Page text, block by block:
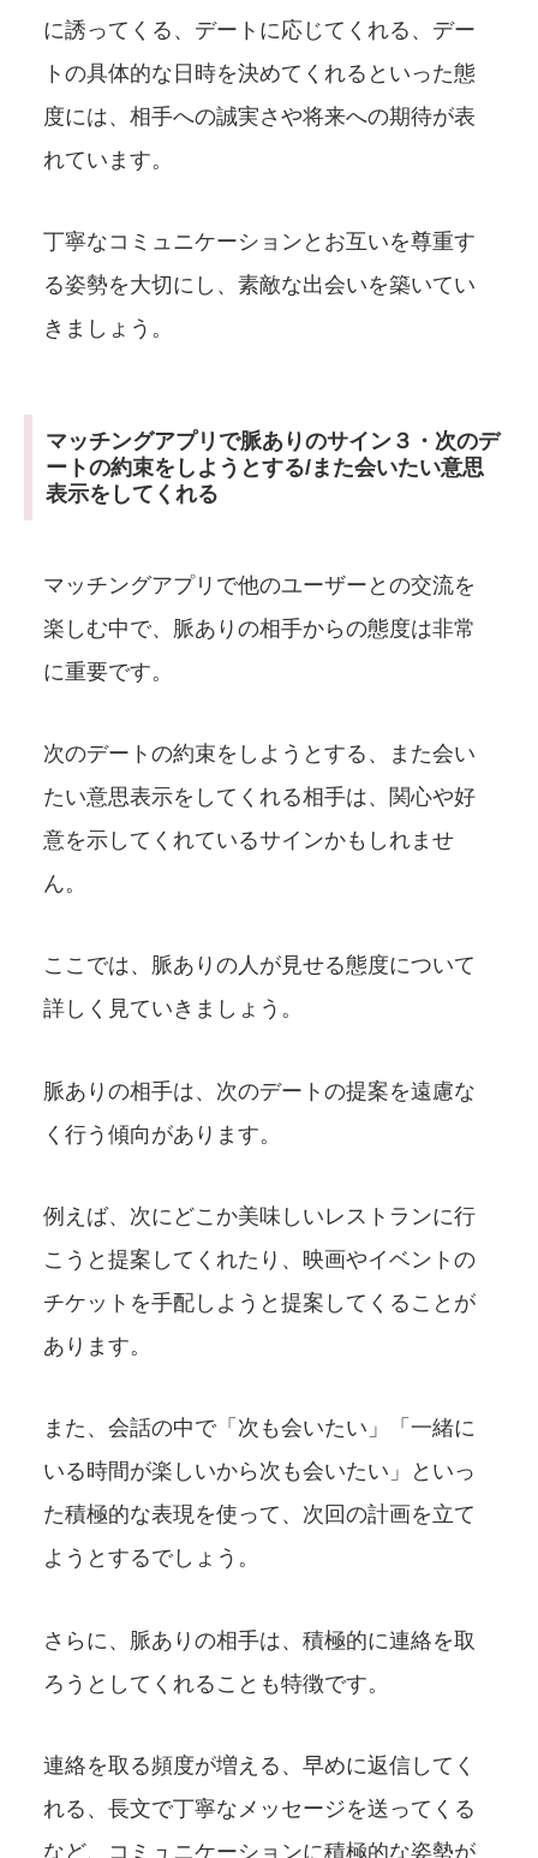
に誘ってくる、デートに応じてくれる、デー
トの具体的な日時を決めてくれるといった態
度には、相手への誠実さや将来への期待が表
れています。
丁寧なコミュニケーションとお互いを尊重す
る姿勢を大切にし、素敵な出会いを築いてい
きましょう。
マッチングアプリで脈ありのサイン３・次のデ
ートの約束をしようとする/また会いたい意思
表示をしてくれる
マッチングアプリで他のユーザーとの交流を
楽しむ中で、脈ありの相手からの態度は非常
に重要です。
次のデートの約束をしようとする、また会い
たい意思表示をしてくれる相手は、関心や好
意を示してくれているサインかもしれませ
ん。
ここでは、脈ありの人が見せる態度について
詳しく見ていきましょう。
脈ありの相手は、次のデートの提案を遠慮な
く行う傾向があります。
例えば、次にどこか美味しいレストランに行
こうと提案してくれたり、映画やイベントの
チケットを手配しようと提案してくることが
あります。
また、会話の中で「次も会いたい」「一緒に
いる時間が楽しいから次も会いたい」といっ
た積極的な表現を使って、次回の計画を立て
ようとするでしょう。
さらに、脈ありの相手は、積極的に連絡を取
ろうとしてくれることも特徴です。
連絡を取る頻度が増える、早めに返信してく
れる、長文で丁寧なメッセージを送ってくる
など、コミュニケーションに積極的な姿勢が